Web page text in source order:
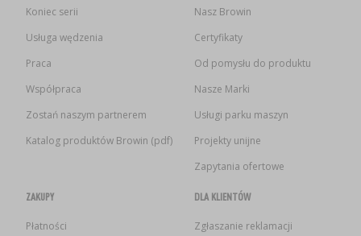
Koniec serii
Usługa wędzenia
Praca
Współpraca
Zostań naszym partnerem
Katalog produktów Browin (pdf)
Nasz Browin
Certyfikaty
Od pomysłu do produktu
Nasze Marki
Usługi parku maszyn
Projekty unijne
Zapytania ofertowe
ZAKUPY
Płatności
DLA KLIENTÓW
Zgłaszanie reklamacji